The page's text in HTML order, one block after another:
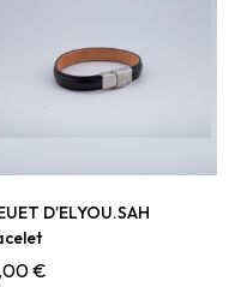
D’ELYOU.SAH
€